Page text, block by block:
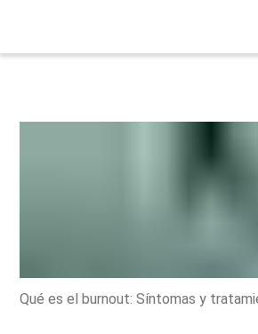
Qué es el burnout: Síntomas y